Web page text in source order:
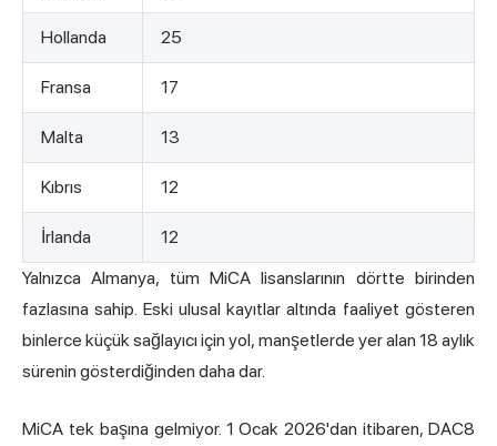
Hollanda 25
Fransa 17
Malta 13
Kıbrıs 12
İrlanda
12
Yalnızca Almanya, tüm MiCA lisanslarının dörtte birinden
fazlasına sahip. Eski ulusal kayıtlar altında faaliyet gösteren
binlerce küçük sağlayıcı için yol, manşetlerde yer alan 18 aylık
sürenin gösterdiğinden daha dar.
MiCA tek başına gelmiyor. 1 Ocak 2026'dan itibaren, DAC8